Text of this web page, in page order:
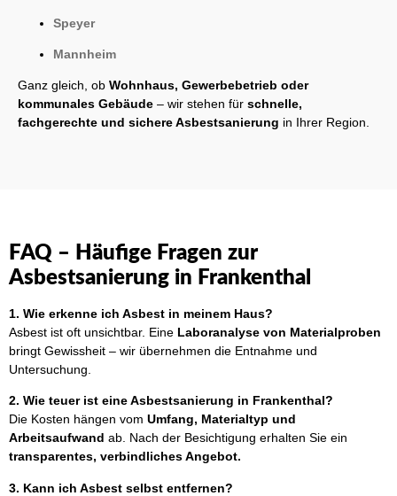
Speyer
Mannheim
Ganz gleich, ob Wohnhaus, Gewerbebetrieb oder
kommunales Gebäude – wir stehen für schnelle,
fachgerechte und sichere Asbestsanierung in Ihrer Region.
FAQ – Häufige Fragen zur
Asbestsanierung in Frankenthal
1. Wie erkenne ich Asbest in meinem Haus?
Asbest ist oft unsichtbar. Eine Laboranalyse von Materialproben
bringt Gewissheit – wir übernehmen die Entnahme und
Untersuchung.
2. Wie teuer ist eine Asbestsanierung in Frankenthal?
Die Kosten hängen vom Umfang, Materialtyp und
Arbeitsaufwand ab. Nach der Besichtigung erhalten Sie ein
transparentes, verbindliches Angebot.
3. Kann ich Asbest selbst entfernen?